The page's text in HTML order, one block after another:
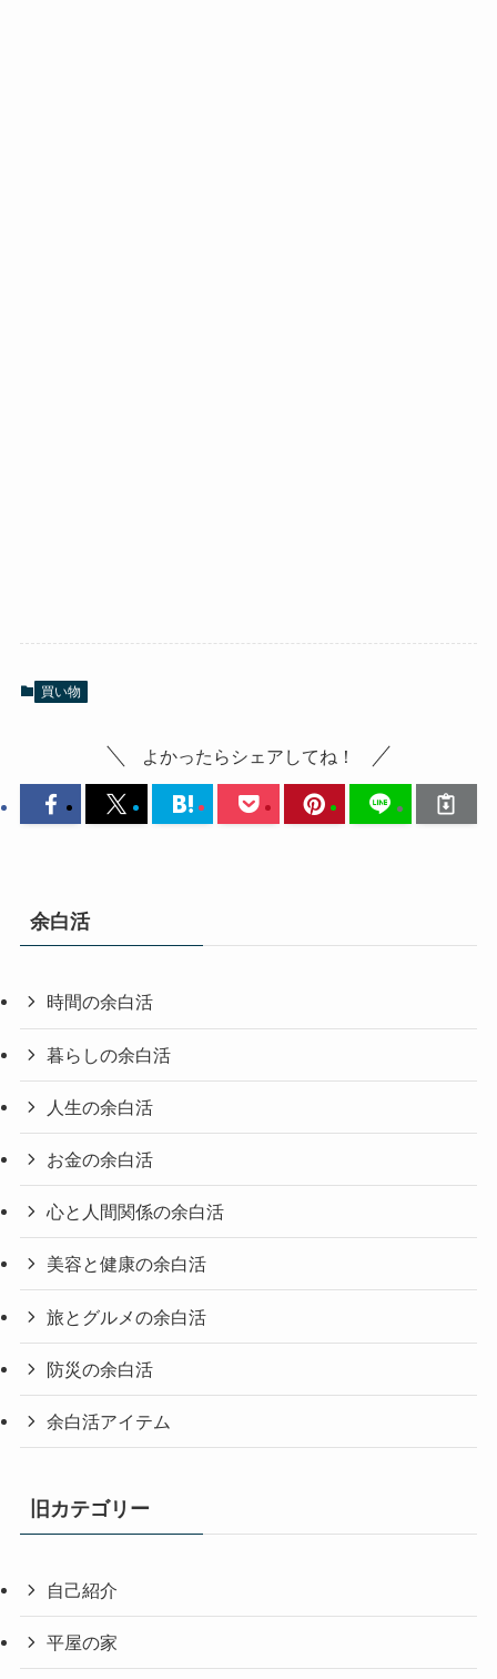
買い物
よかったらシェアしてね！
余白活
時間の余白活
暮らしの余白活
人生の余白活
お金の余白活
心と人間関係の余白活
美容と健康の余白活
旅とグルメの余白活
防災の余白活
余白活アイテム
旧カテゴリー
自己紹介
平屋の家